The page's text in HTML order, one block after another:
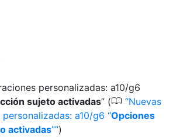
personalizadas: a10/g6
sujeto activadas” (0 Nuevas
a10/g6 “Opciones
activadas” )